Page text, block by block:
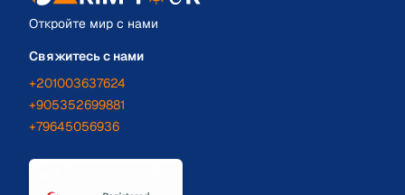
Откройте мир с нами
Свяжитесь с нами
+201003637624
+905352699881
+79645056936